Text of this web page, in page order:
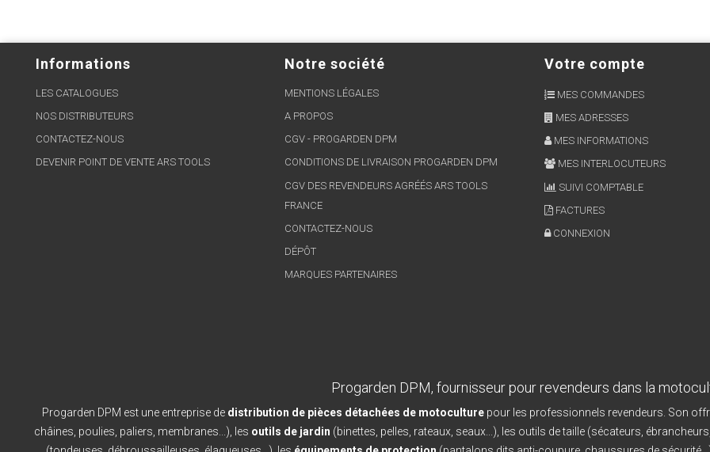
Informations
LES CATALOGUES
NOS DISTRIBUTEURS
CONTACTEZ-NOUS
DEVENIR POINT DE VENTE ARS TOOLS
Notre société
MENTIONS LÉGALES
A PROPOS
CGV - PROGARDEN DPM
CONDITIONS DE LIVRAISON PROGARDEN DPM
CGV DES REVENDEURS AGRÉÉS ARS TOOLS
FRANCE
CONTACTEZ-NOUS
DÉPÔT
MARQUES PARTENAIRES
Votre compte
MES COMMANDES
MES ADRESSES
MES INFORMATIONS
MES INTERLOCUTEURS
SUIVI COMPTABLE
FACTURES
CONNEXION
Progarden DPM, fournisseur pour revendeurs dans la
Progarden DPM est une entreprise de distribution de pièces détachées de motoculturepour les professionnels revendeurs. Son
châines, poulies, paliers, membranes...), les outils de jardin (binettes, pelles, rateaux, seaux...), les outils de taille (sécateurs,